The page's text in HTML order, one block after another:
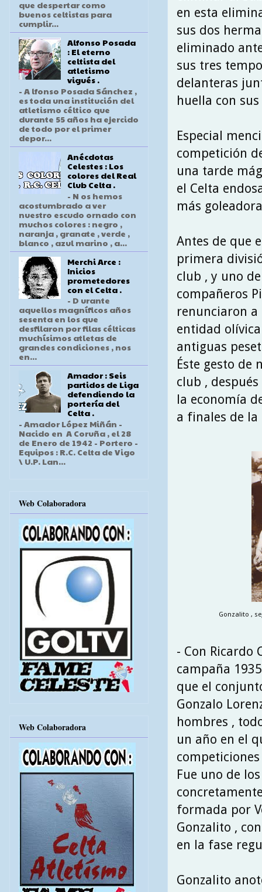
en esta
sus dos
eliminado
sus tres
delanteras
huella con
Especial
competición
una tarde
el Celta
más
Antes de que
primera
club , y uno
compañeros
renunciaron
entidad
antiguas
Éste gesto de
club ,
la economía
a finales de la
Gonzalito ,
- Con Ricardo
campaña
que el
Gonzalo
hombres ,
un año en el
Fue uno de
formada por
Gonzalito ,
en la fase
Gonzalito
que despertar como
buenos celtistas para
cumplir...
Alfonso Posada
: El eterno
celtista del
atletismo
vigués .
- A lfonso Posada Sánchez ,
es toda una institución del
atletismo céltico que
durante 55 años ha ejercido
de todo por el primer
depor...
Anécdotas
Celestes : Los
colores del Real
Club Celta .
- N os hemos
acostumbrado a ver
nuestro escudo ornado con
muchos colores : negro ,
naranja , granate , verde ,
blanco , azul marino , a...
Merchi Arce :
Inicios
prometedores
con el Celta .
- D urante
aquellos magníficos años
sesenta en los que
desfilaron por filas célticas
muchísimos atletas de
grandes condiciones , nos
en...
Amador : Seis
partidos de Liga
defendiendo la
portería del
Celta .
- Amador López Miñán -
Nacido en A Coruña , el 28
de Enero de 1942 - Portero -
Equipos : R.C. Celta de Vigo
\ U.P. Lan...
Web Colaboradora
Web Colaboradora